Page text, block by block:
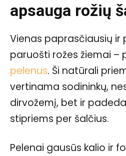
apsauga rožių
Vienas paprasčiausių ir
paruošti rožes žiemai –
pelenus. Ši natūrali
vertinama sodininkų,
dirvožemį, bet ir
stipriems per šalčius.
Pelenai gausūs kalio ir